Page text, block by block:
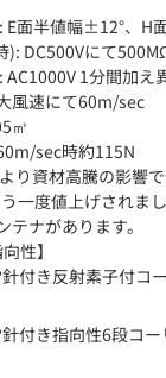
E面半値幅±12°、H
): DC500Vにて
AC1000V 1分間加え
風速にて60m/sec
㎡
sec時約115N
り資材高騰の影響で
一度値上げされまし
テナがあります。
性】
付き反射素子付コ
付き指向性6段コ